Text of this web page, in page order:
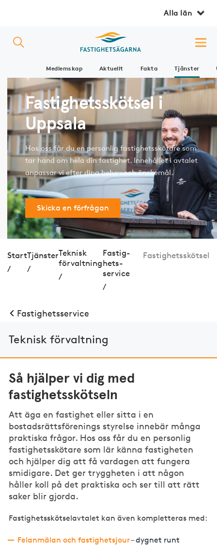
Alla län
Medlemskap Aktuellt Fakta Tjänster
Fastighetsskötsel i
Uppsala
Hos oss får du en personlig fastighetsskötare som
tar hand om hela din fastighet. Innehållet i avtalet
anpassar vi efter dina behov och önskemål.
Skicka en förfrågan
Start
/
Tjänster
/
Teknisk
förvaltning
/
Fastig­
hets­
service
/
Fastighetsskötsel
Fastig­hets­service
Teknisk förvaltning
Så hjälper vi dig med
fastighetsskötseln
Att äga en fastighet eller sitta i en
bostadsrättsförenings styrelse innebär många
praktiska frågor. Hos oss får du en personlig
fastighetsskötare som lär känna fastigheten
och hjälper dig att få vardagen att fungera
smidigare. Det ger tryggheten i att någon
håller koll på det praktiska och ser till att rätt
saker blir gjorda.
Fastighetsskötselavtalet kan även kompletteras med:
Felanmälan och fastighetsjour– dygnet runt